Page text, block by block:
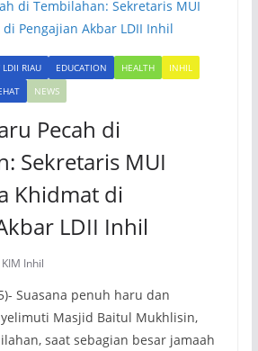
LDII RIAU EDUCATION HEALTH
INHIL
NEWS
Pecah di
Sekretaris MUI
Khidmat di
LDII Inhil
Inhil
Suasana penuh haru dan
Masjid Baitul Mukhlisin,
saat sebagian besar jamaah